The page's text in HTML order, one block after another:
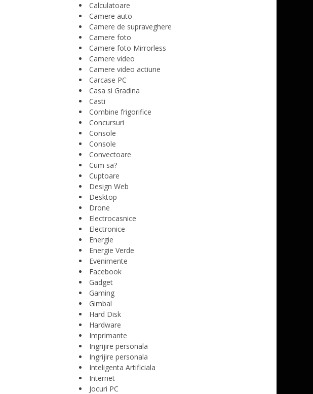
Calculatoare
Camere auto
Camere de supraveghere
Camere foto
Camere foto Mirrorless
Camere video
Camere video actiune
Carcase PC
Casa si Gradina
Casti
Combine frigorifice
Concursuri
Console
Console
Convectoare
Cum sa?
Cuptoare
Design Web
Desktop
Drone
Electrocasnice
Electronice
Energie
Energie Verde
Evenimente
Facebook
Gadget
Gaming
Gimbal
Hard Disk
Hardware
Imprimante
Ingrijire personala
Ingrijire personala
Inteligenta Artificiala
Internet
Jocuri PC